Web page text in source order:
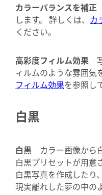
カラーバランスを補正
します。 詳しくは、 カ
ください。
高彩度フィルム効果
ィルムのような雰囲気
フィルム効果を参照し
白黒
白黒
カラー画像から
白黒プリセットが用意
白黒写真を作成したり
現実離れした夢の中の